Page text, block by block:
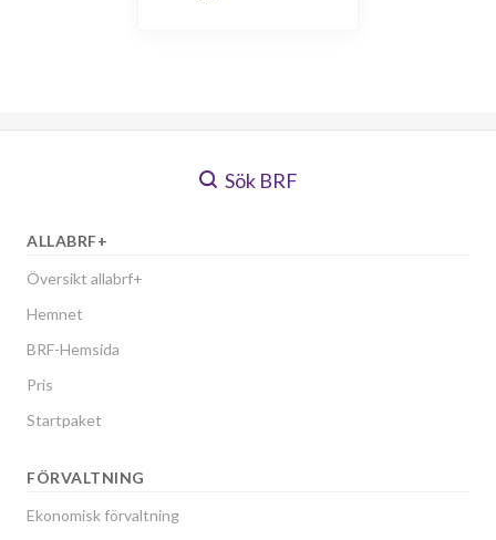
Sök BRF
ALLABRF+
Översikt allabrf+
Hemnet
BRF-Hemsida
Pris
Startpaket
FÖRVALTNING
Ekonomisk förvaltning